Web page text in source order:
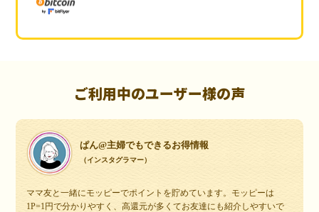
ご利用中のユーザー様の声
ぱん@主婦でもできるお得情報
（インスタグラマー）
ママ友と一緒にモッピーでポイントを貯めています。モッピーは
1P=1円で分かりやすく、高還元が多くてお友達にも紹介しやすいで